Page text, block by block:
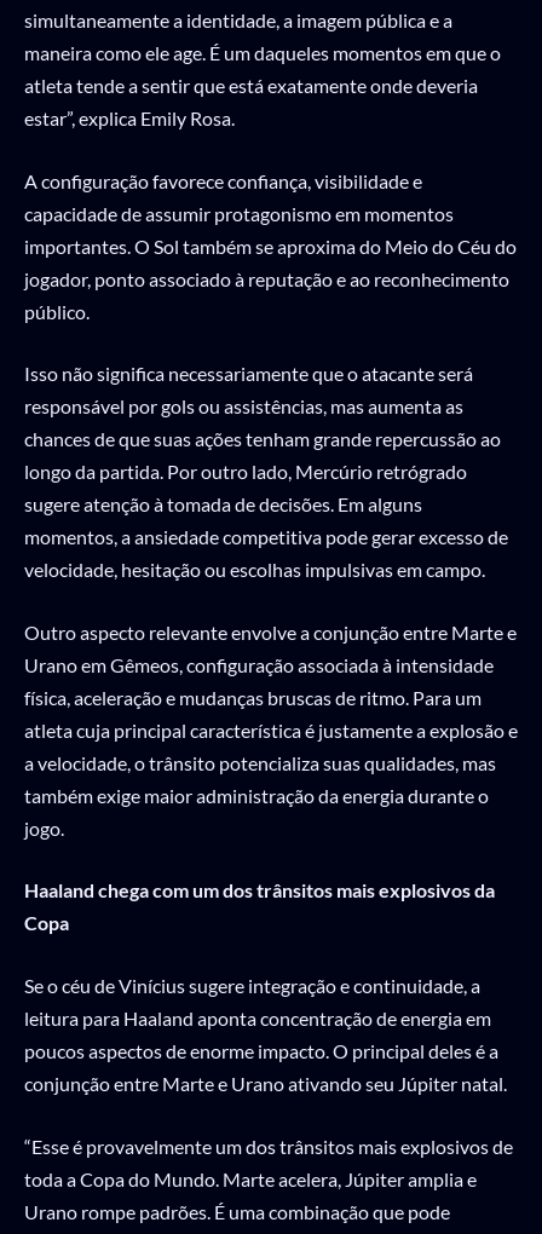
simultaneamente a identidade, a imagem pública e a
maneira como ele age. É um daqueles momentos em que o
atleta tende a sentir que está exatamente onde deveria
estar”, explica Emily Rosa.
A configuração favorece confiança, visibilidade e
capacidade de assumir protagonismo em momentos
importantes. O Sol também se aproxima do Meio do Céu do
jogador, ponto associado à reputação e ao reconhecimento
público.
Isso não significa necessariamente que o atacante será
responsável por gols ou assistências, mas aumenta as
chances de que suas ações tenham grande repercussão ao
longo da partida. Por outro lado, Mercúrio retrógrado
sugere atenção à tomada de decisões. Em alguns
momentos, a ansiedade competitiva pode gerar excesso de
velocidade, hesitação ou escolhas impulsivas em campo.
Outro aspecto relevante envolve a conjunção entre Marte e
Urano em Gêmeos, configuração associada à intensidade
física, aceleração e mudanças bruscas de ritmo. Para um
atleta cuja principal característica é justamente a explosão e
a velocidade, o trânsito potencializa suas qualidades, mas
também exige maior administração da energia durante o
jogo.
Haaland chega com um dos trânsitos mais explosivos da
Copa
Se o céu de Vinícius sugere integração e continuidade, a
leitura para Haaland aponta concentração de energia em
poucos aspectos de enorme impacto. O principal deles é a
conjunção entre Marte e Urano ativando seu Júpiter natal.
“Esse é provavelmente um dos trânsitos mais explosivos de
toda a Copa do Mundo. Marte acelera, Júpiter amplia e
Urano rompe padrões. É uma combinação que pode